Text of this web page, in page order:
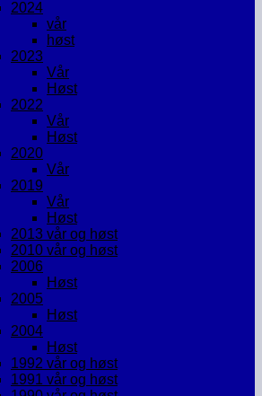
2024
vår
høst
2023
Vår
Høst
2022
Vår
Høst
2020
Vår
2019
Vår
Høst
2013 vår og høst
2010 vår og høst
2006
Høst
2005
Høst
2004
Høst
1992 vår og høst
1991 vår og høst